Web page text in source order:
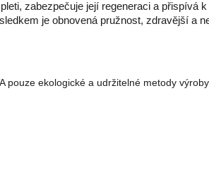
zabezpečuje její regeneraci a přispívá
je obnovená pružnost, zdravější a
pouze ekologické a udržitelné metody